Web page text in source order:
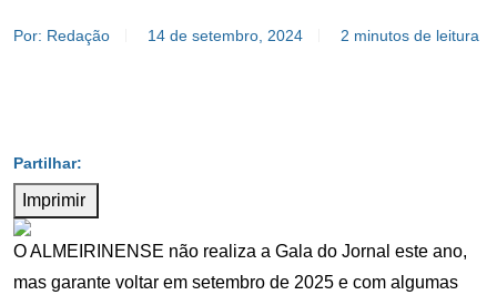
Por: Redação 14 de setembro, 2024 2 minutos de leitura
Imprimir
O ALMEIRINENSE não realiza a Gala do Jornal este ano,
mas garante voltar em setembro de 2025 e com algumas